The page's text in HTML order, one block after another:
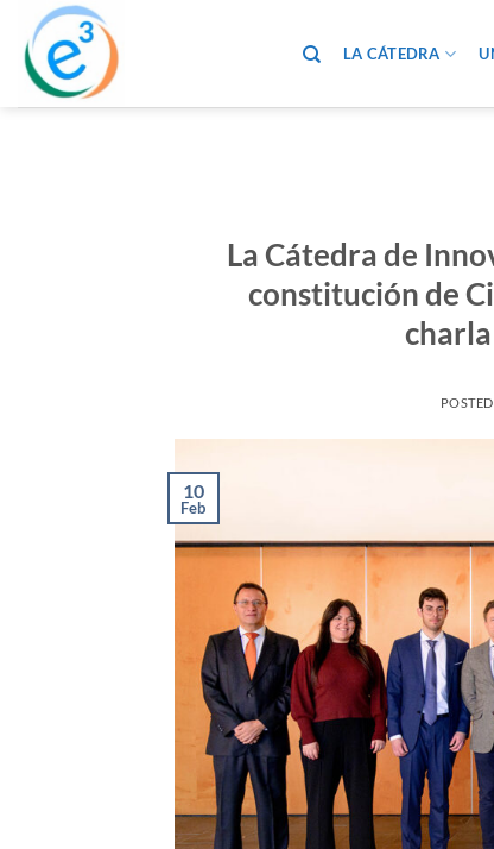
Saltar
contenido
LA CÁTEDRA
La Cátedra de
constitución de
10
Feb